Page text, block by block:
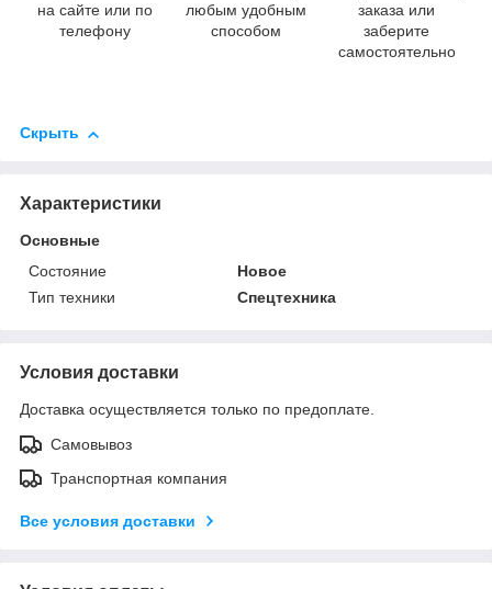
на сайте или по
телефону
любым удобным
способом
заказа или
заберите
самостоятельно
Скрыть
Характеристики
Основные
Состояние
Новое
Тип техники
Спецтехника
Условия доставки
Доставка осуществляется только по предоплате.
Самовывоз
Транспортная компания
Все условия доставки